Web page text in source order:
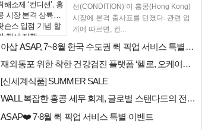
션(CONDITION)’이 홍콩(Hong Kong)
시장에 본격 출사표를 던졌다. 관련 업
계에 따르면, 컨...
아삽 ASAP, 7~8월 한국 수도권 퀵 픽업 서비스 특별 프로모션 실시
재외동포 위한 착한 건강검진 플랫폼 ‘헬로, 오케이검진’ 서비스 개시
[신세계식품] SUMMER SALE
WALL 복잡한 홍콩 세무 회계, 글로벌 스탠다드의 전문가들이 답을 드립…
ASAP❤️ 7·8월 퀵 픽업 서비스 특별 이벤트